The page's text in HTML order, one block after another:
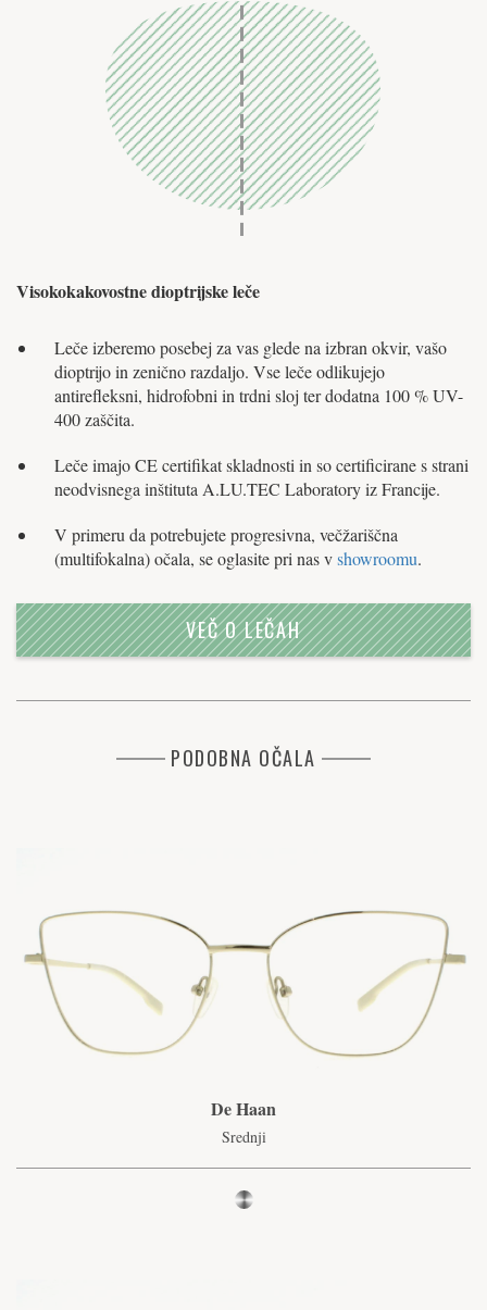
Visokokakovostne dioptrijske leče
Leče izberemo posebej za vas glede na izbran okvir, vašo
dioptrijo in zenično razdaljo. Vse leče odlikujejo
antirefleksni, hidrofobni in trdni sloj ter dodatna 100 % UV-
400 zaščita.
Leče imajo CE certifikat skladnosti in so certificirane s strani
neodvisnega inštituta A.LU.TEC Laboratory iz Francije.
V primeru da potrebujete progresivna, večžariščna
(multifokalna) očala, se oglasite pri nas vshowroomu.
VEČ O LEČAH
PODOBNA OČALA
De Haan
Srednji